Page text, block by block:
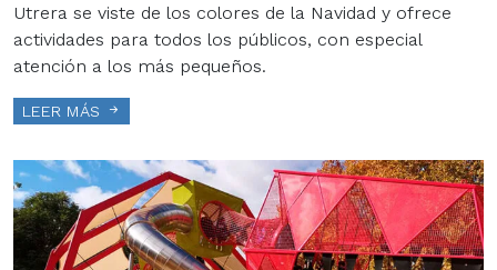
Utrera se viste de los colores de la Navidad y ofrece
actividades para todos los públicos, con especial
atención a los más pequeños.
LEER MÁS